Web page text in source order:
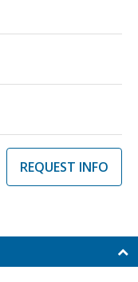
REQUEST INFO